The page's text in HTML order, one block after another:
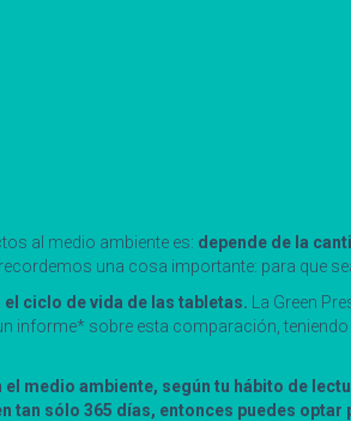
al medio ambiente es: depende de la
una cosa importante: para que
ciclo de vida de las tabletas. La Green
sobre esta comparación, teniendo
medio ambiente, según tu hábito de
tan sólo 365 días, entonces puedes